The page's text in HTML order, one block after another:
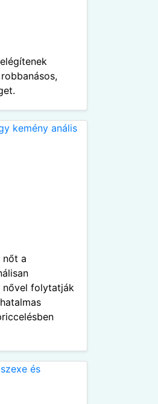
nőt a
nővel folytatják